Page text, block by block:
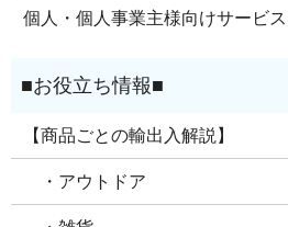
個人・個人事業主様向けサービス
【商品ごとの輸出入解説】
・アウトドア